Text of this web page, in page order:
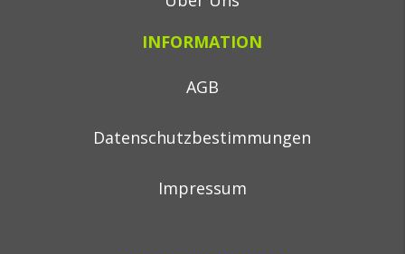
INFORMATION
AGB
Datenschutzbestimmungen
Impressum